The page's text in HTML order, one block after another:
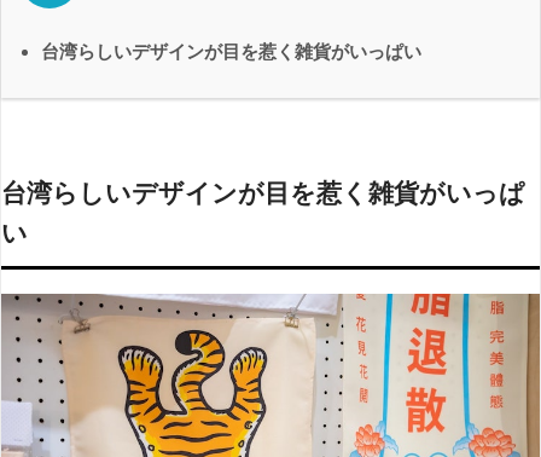
台湾らしいデザインが目を惹く雑貨がいっぱい
台湾らしいデザインが目を惹く雑貨がいっぱ
い